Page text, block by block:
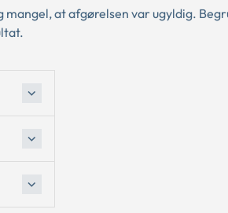
at afgørelsen var ugyldig.